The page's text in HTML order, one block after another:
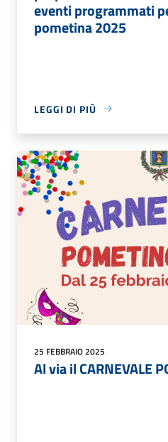
eventi programmati
pometina 2025
LEGGI DI PIÙ
25 FEBBRAIO 2025
Al via il CARNEVALE